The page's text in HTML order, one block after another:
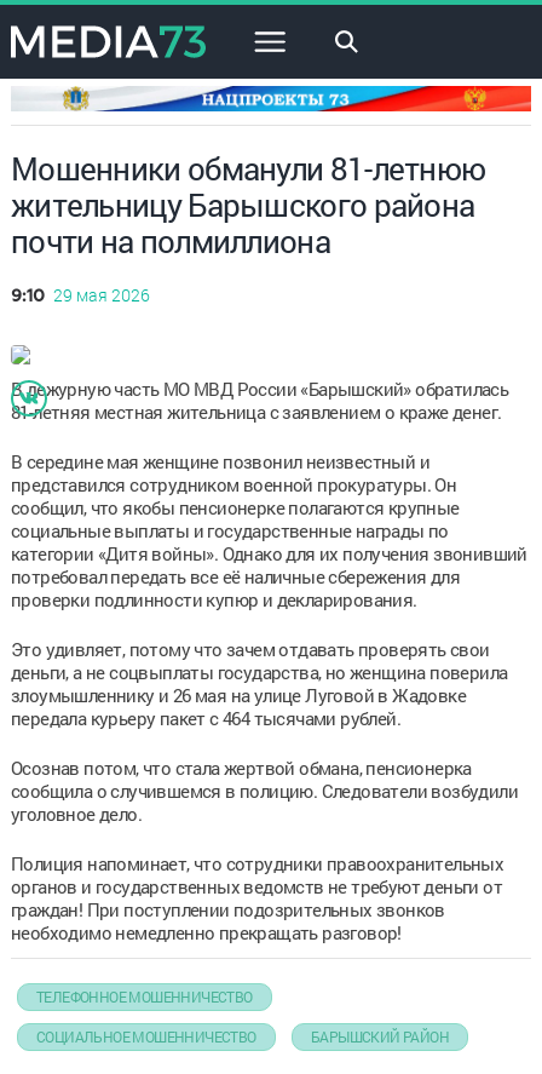
×
Мошенники обманули 81-летнюю
жительницу Барышского района
почти на полмиллиона
9:10 29 мая 2026
В дежурную часть МО МВД России «Барышский» обратилась
81-летняя местная жительница с заявлением о краже денег.
В середине мая женщине позвонил неизвестный и
представился сотрудником военной прокуратуры. Он
сообщил, что якобы пенсионерке полагаются крупные
социальные выплаты и государственные награды по
категории «Дитя войны». Однако для их получения звонивший
потребовал передать все её наличные сбережения для
проверки подлинности купюр и декларирования.
Это удивляет, потому что зачем отдавать проверять свои
деньги, а не соцвыплаты государства, но женщина поверила
злоумышленнику и 26 мая на улице Луговой в Жадовке
передала курьеру пакет с 464 тысячами рублей.
Осознав потом, что стала жертвой обмана, пенсионерка
сообщила о случившемся в полицию. Следователи возбудили
уголовное дело.
Полиция напоминает, что сотрудники правоохранительных
органов и государственных ведомств не требуют деньги от
граждан! При поступлении подозрительных звонков
необходимо немедленно прекращать разговор!
ТЕЛЕФОННОЕ МОШЕННИЧЕСТВО
СОЦИАЛЬНОЕ МОШЕННИЧЕСТВО БАРЫШСКИЙ РАЙОН